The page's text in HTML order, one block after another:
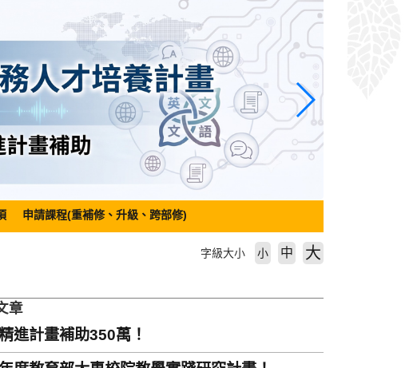
申請課程(重補修、升級、跨部修)
字級大小 小 中 大
章
進計畫補助350萬！